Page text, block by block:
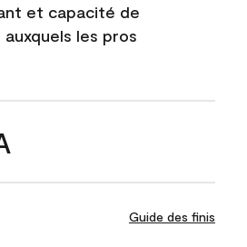
et capacité de
les pros
Guide des finis